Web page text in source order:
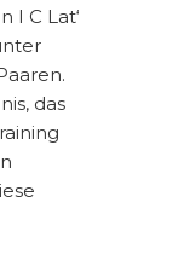
I C Lat‘
das